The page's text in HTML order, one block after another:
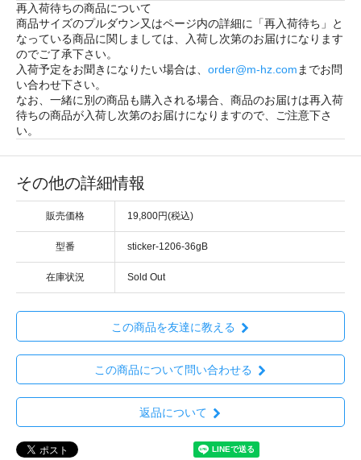
再入荷待ちの商品について
商品サイズのプルダウン又はページ内の詳細に「再入荷待ち 」と
なっている商品に関しましては、入荷し次第のお届けになります
のでご了承下さい。
入荷予定をお聞きになりたい場合は、 order@m-hz.comまでお問
い合わせ下さい。
なお、一緒に別の商品も購入される場合、商品のお届けは再入荷
待ちの商品が入荷し次第のお届けになりますので、ご注意下さ
い。
その他の詳細情報
販売価格 19,800円(税込)
型番 sticker-1206-36gB
在庫状況 Sold Out
この商品を友達に教える
この商品について問い合わせる
返品について